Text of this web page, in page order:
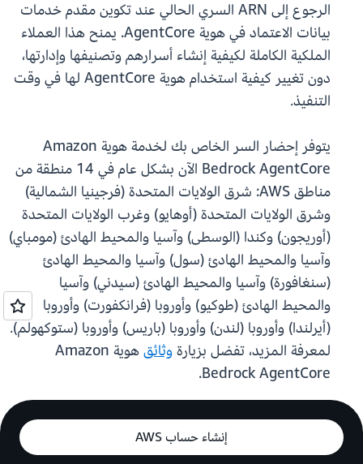
الرجوع إلى ARN السري الحالي عند تكوين مقدم خدمات
بيانات الاعتماد في هوية AgentCore. يمنح هذا العملاء
الملكية الكاملة لكيفية إنشاء أسرارهم وتصنيفها وإدارتها،
دون تغيير كيفية استخدام هوية AgentCore لها في وقت
التنفيذ.
يتوفر إحضار السر الخاص بك لخدمة هوية Amazon
Bedrock AgentCore الآن بشكل عام في 14 منطقة من
مناطق AWS: شرق الولايات المتحدة (فرجينيا الشمالية)
وشرق الولايات المتحدة (أوهايو) وغرب الولايات المتحدة
(أوريجون) وكندا (الوسطى) وآسيا والمحيط الهادئ (مومباي)
وآسيا والمحيط الهادئ (سول) وآسيا والمحيط الهادئ
(سنغافورة) وآسيا والمحيط الهادئ (سيدني) وآسيا
والمحيط الهادئ (طوكيو) وأوروبا (فرانكفورت) وأوروبا
(أيرلندا) وأوروبا (لندن) وأوروبا (باريس) وأوروبا (ستوكهولم).
لمعرفة المزيد، تفضل بزيارةوثائق
هوية Amazon
Bedrock AgentCore.
إنشاء حساب AWS